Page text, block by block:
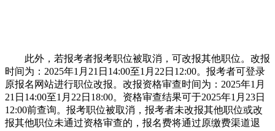
此外，若报考者报考职位被取消，可改报其他职位。改报
时间为：2025年1月21日14:00至1月22日12:00。报考者可登录
原报名网站进行职位改报。改报资格审查时间为：2025年1月
21日14:00至1月22日18:00。资格审查结果可于2025年1月23日
12:00前查询。报考职位被取消，报考者未改报其他职位或改
报其他职位未通过资格审查的，报名费将通过原缴费渠道退